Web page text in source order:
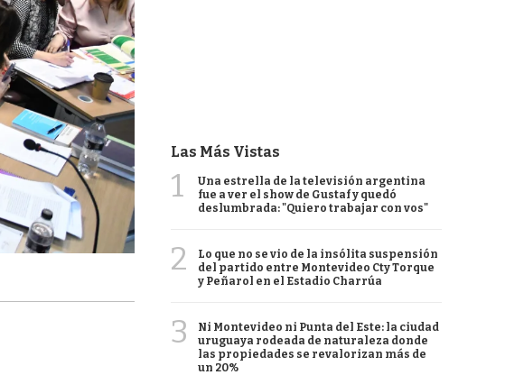
Las Más Vistas
1
Una estrella de la televisión argentina
fue a ver el show de Gustaf y quedó
deslumbrada: "Quiero trabajar con vos"
2
Lo que no se vio de la insólita suspensión
del partido entre Montevideo Cty Torque
y Peñarol en el Estadio Charrúa
3
Ni Montevideo ni Punta del Este: la ciudad
uruguaya rodeada de naturaleza donde
las propiedades se revalorizan más de
un 20%